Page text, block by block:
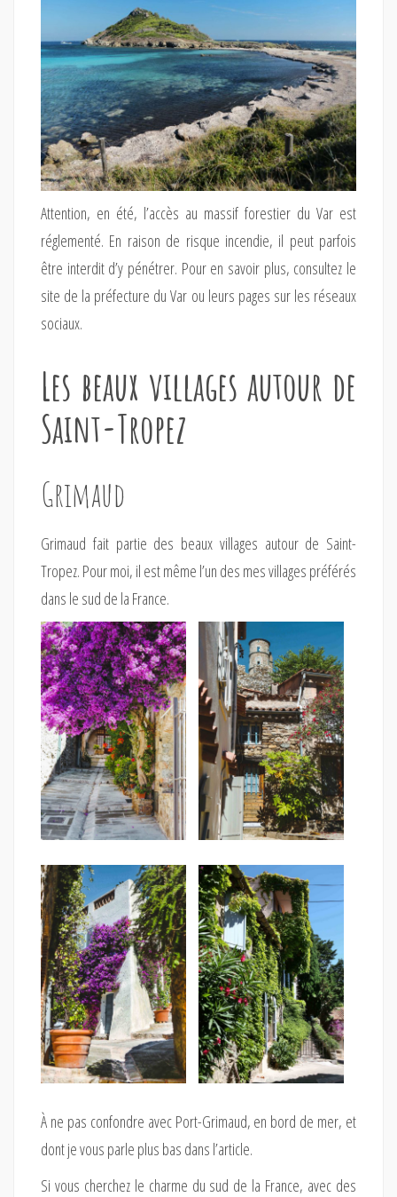
Attention, en été, l’accès au massif forestier du Var est
réglementé. En raison de risque incendie, il peut parfois
être interdit d’y pénétrer. Pour en savoir plus, consultez le
site de la préfecture du Var ou leurs pages sur les réseaux
sociaux.
Les beaux villages autour de
Saint-Tropez
Grimaud
Grimaud fait partie des beaux villages autour de Saint-
Tropez. Pour moi, il est même l’un des mes villages préférés
dans le sud de la France.
À ne pas confondre avec Port-Grimaud, en bord de mer, et
dont je vous parle plus bas dans l’article.
Si vous cherchez le charme du sud de la France, avec des